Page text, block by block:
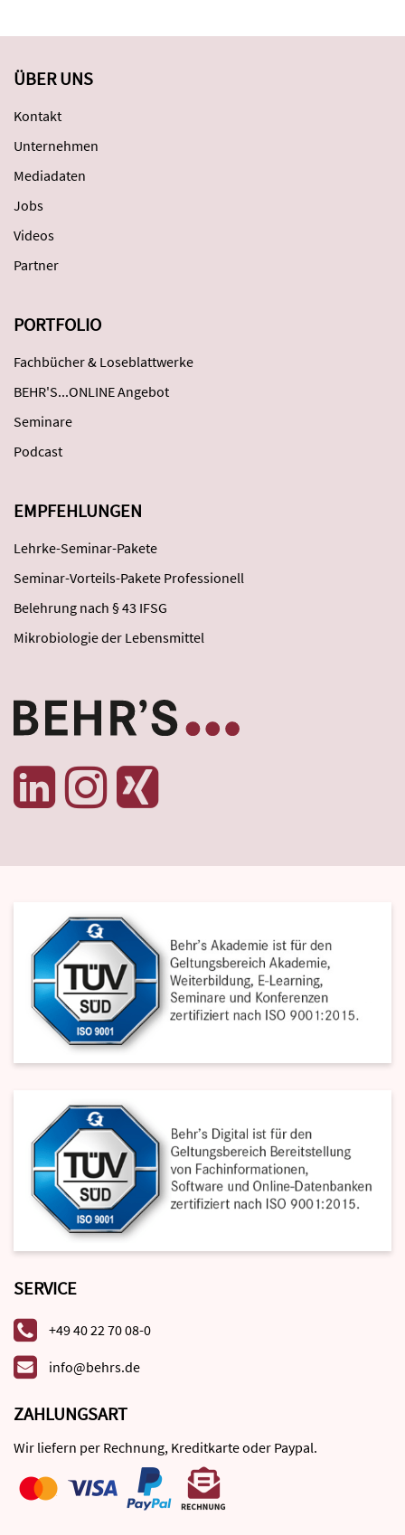
ÜBER UNS
Kontakt
Unternehmen
Mediadaten
Jobs
Videos
Partner
PORTFOLIO
Fachbücher & Loseblattwerke
BEHR'S...ONLINE Angebot
Seminare
Podcast
EMPFEHLUNGEN
Lehrke-Seminar-Pakete
Seminar-Vorteils-Pakete Professionell
Belehrung nach § 43 IFSG
Mikrobiologie der Lebensmittel
SERVICE
+49 40 22 70 08-0
info@behrs.de
ZAHLUNGSART
Wir liefern per Rechnung, Kreditkarte oder Paypal.